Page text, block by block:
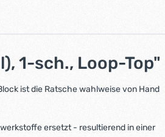
1-sch., Loop-Top"
ist die Ratsche wahlweise von Hand
ersetzt - resultierend in einer